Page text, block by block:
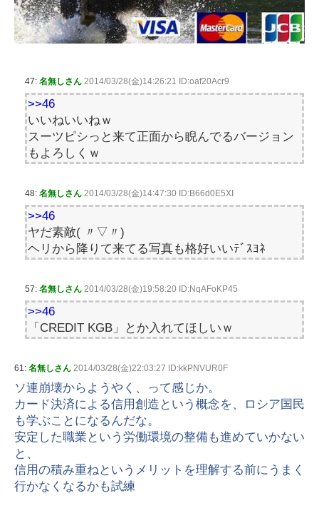
47: 名無しさん 2014/03/28(金)14:26:21 ID:oaf20Acr9
>>46
いいねいいねｗ
スーツピシっと来て正面から睨んでるバージョン
もよろしくｗ
48: 名無しさん 2014/03/28(金)14:47:30 ID:B66d0E5XI
>>46
ヤだ素敵( 〃▽〃)
ヘリから降りて来てる写真も格好いいﾃﾞｽﾖﾈ
57: 名無しさん 2014/03/28(金)19:58:20 ID:NqAFoKP45
>>46
「CREDIT KGB」とか入れてほしいｗ
61: 名無しさん 2014/03/28(金)22:03:27 ID:kkPNVUR0F
ソ連崩壊からようやく、って感じか。
カード決済による信用創造という概念を、ロシア国民
も学ぶことになるんだな。
安定した職業という労働環境の整備も進めていかない
と、
信用の積み重ねというメリットを理解する前にうまく
行かなくなるかも試練